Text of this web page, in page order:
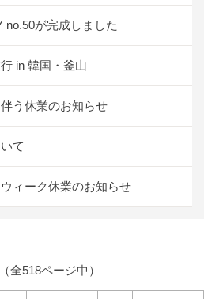
no.50が完成しました
in 韓国・釜山
う休業のお知らせ
て
ィーク休業のお知らせ
全518ページ中）